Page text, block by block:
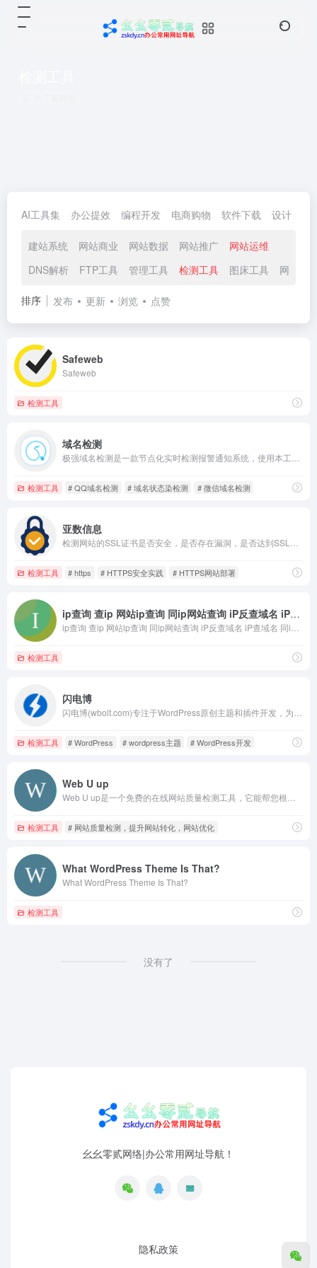
AI工具集 办公提效 编程开发 电商购物 软件下载 设计
建站系统 网站商业 网站数据 网站推广
网站运维
DNS解析
FTP工具 管理工具 检测工具 图床工具 网站安
排序 发布 更新 浏览 点赞
Safeweb
Safeweb
检测工具
域名检测
检测工具 # QQ域名检测 # 域名状态染检测 # 微信域名检测
亚数信息
检测工具 # https # HTTPS安全实践 # HTTPS网站部署
ip查询 查ip 网站ip查询 同ip网站查询 iP反查域名 iP查域名 同ip域名
检测工具
闪电博
检测工具 # WordPress # wordpress主题 # WordPress开发
Web U up
检测工具 # 网站质量检测，提升网站转化，网站优化
What WordPress Theme Is That?
What WordPress Theme Is That?
检测工具
没有了
幺幺零贰网络|办公常用网址导航！
隐私政策